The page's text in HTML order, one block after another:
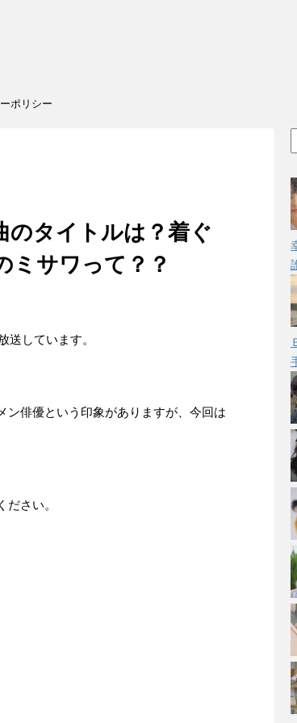
ポリシー
のタイトルは？着ぐ
ミサワって？？
送しています。
ン俳優という印象がありますが、今回は
さい。